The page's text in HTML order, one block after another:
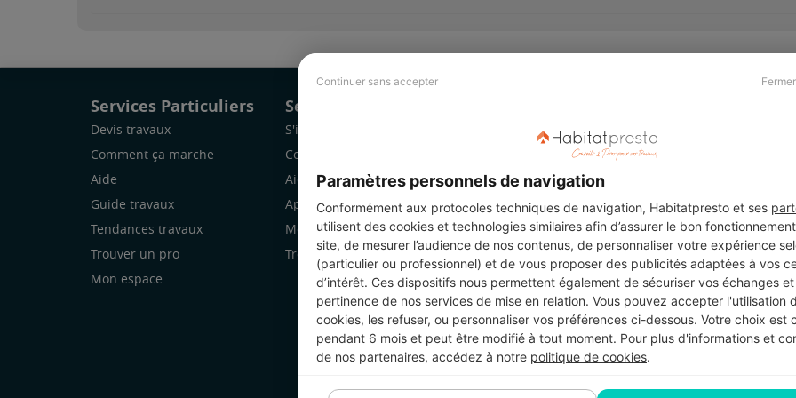
Continuer sans accepter
Paramètres personnels de navigation
Conformément aux protocoles techniques de navigation, Habitatpresto et ses
utilisent des cookies et technologies similaires afin d’assurer le bon
site, de mesurer l’audience de nos contenus, de personnaliser votre expérience
(particulier ou professionnel) et de vous proposer des publicités adaptées à vos
d’intérêt. Ces dispositifs nous permettent également de sécuriser vos échanges
pertinence de nos services de mise en relation. Vous pouvez accepter l'utilisation
cookies, les refuser, ou personnaliser vos préférences ci-dessous. Votre choix est
pendant 6 mois et peut être modifié à tout moment. Pour plus d'informations et
de nos partenaires, accédez à notre politique de cookies.
Services Particuliers
Devis travaux
Comment ça marche
Aide
Guide travaux
Tendances travaux
Trouver un pro
Mon espace
Services Pro
S'inscrire
Comment ça marche
Aide
Application Mobile
Mon espace
Trouver des chantiers
Revue de presse
Légal
Charte cookies
Suivez-nous